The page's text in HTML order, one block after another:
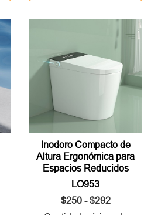
Inodoro Compacto de
Altura Ergonómica para
Espacios Reducidos
LO953
$250 - $292